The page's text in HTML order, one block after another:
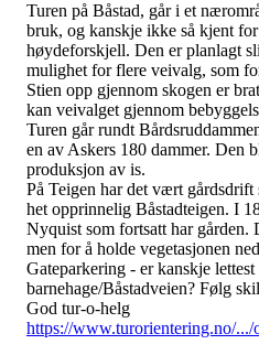
Turen på Båstad, går i et
bruk, og kanskje ikke så kjent
høydeforskjell. Den er planlagt
mulighet for flere veivalg, som
Stien opp gjennom skogen er
kan veivalget gjennom
Turen går rundt
en av Askers 180 dammer. Den
produksjon av is.
På Teigen har det vært
het opprinnelig Båstadteigen. I
Nyquist som fortsatt har gården.
men for å holde vegetasjonen
Gateparkering - er kanskje
barnehage/Båstadveien? Følg
God tur-o-helg
https://www.turorientering.no/.../